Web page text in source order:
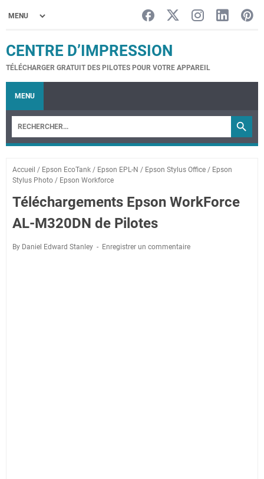
CENTRE D’IMPRESSION
TÉLÉCHARGER GRATUIT DES PILOTES POUR VOTRE APPAREIL
MENU
Accueil / Epson EcoTank / Epson EPL-N / Epson Stylus Office / Epson
Stylus Photo / Epson Workforce
Téléchargements Epson WorkForce
AL-M320DN de Pilotes
By Daniel Edward Stanley Enregistrer un commentaire